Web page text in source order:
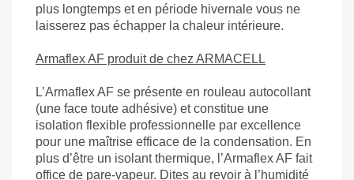
plus longtemps et en période hivernale vous ne
laisserez pas échapper la chaleur intérieure.
Armaflex AF produit de chez ARMACELL
L’Armaflex AF se présente en rouleau autocollant
(une face toute adhésive) et constitue une
isolation flexible professionnelle par excellence
pour une maîtrise efficace de la condensation. En
plus d’être un isolant thermique, l’Armaflex AF fait
office de pare-vapeur. Dites au revoir à l’humidité